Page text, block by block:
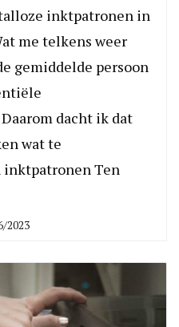
inktpatronen in
me telkens weer
gemiddelde persoon
dacht ik dat
wat te
Ten
2023